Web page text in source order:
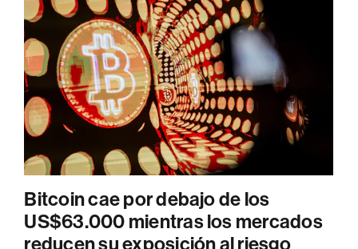
Bitcoin cae por debajo de los
US$63.000 mientras los mercados
reducen su exposición al riesgo